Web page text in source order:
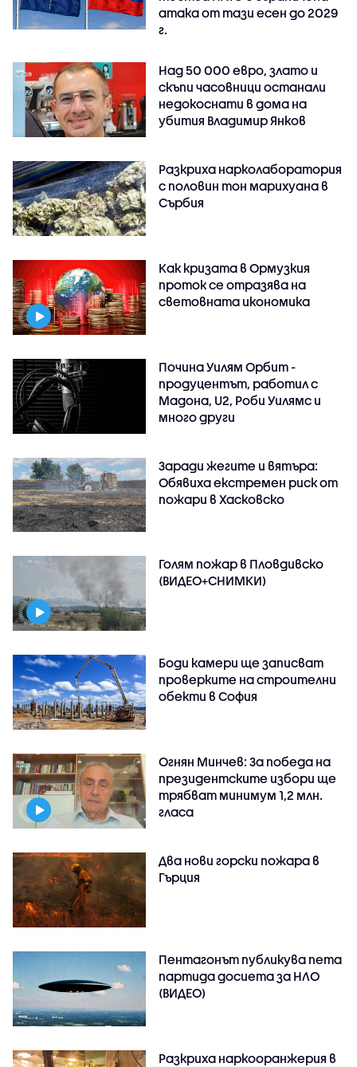
атака от тази есен до 2029
г.
Над 50 000 евро, злато и
скъпи часовници останали
недокоснати в дома на
убития Владимир Янков
Разкриха нарколаборатория
с половин тон марихуана в
Сърбия
Как кризата в Ормузкия
проток се отразява на
световната икономика
Почина Уилям Орбит -
продуцентът, работил с
Мадона, U2, Роби Уилямс и
много други
Заради жегите и вятъра:
Обявиха екстремен риск от
пожари в Хасковско
Голям пожар в Пловдивско
(ВИДЕО+СНИМКИ)
Боди камери ще записват
проверките на строителни
обекти в София
Огнян Минчев: За победа на
президентските избори ще
трябват минимум 1,2 млн.
гласа
Два нови горски пожара в
Гърция
Пентагонът публикува пета
партида досиета за НЛО
(ВИДЕО)
Разкриха наркооранжерия в